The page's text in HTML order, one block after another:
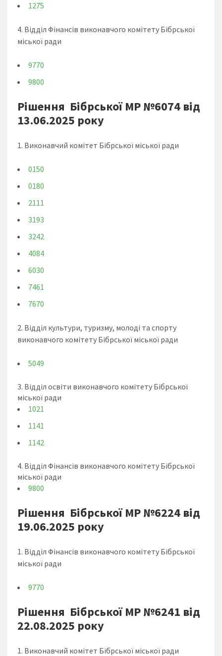
1275
4. Відділ Фінансів виконавчого комітету Бібрської
міської ради
9770
9800
Рішення Бібрської МР №6074 від
13.06.2025 року
1. Виконавчий комітет Бібрської міської ради
0150
0180
2111
3193
3242
4084
6030
7461
7670
2. Відділ культури, туризму, молоді та спорту
виконавчого комітету Бібрської міської ради
5049
3. Відділ освіти виконавчого комітету Бібрської
міської ради
1021
1141
1142
4. Відділ Фінансів виконавчого комітету Бібрської
міської ради
9800
Рішення Бібрської МР №6224 від
19.06.2025 року
1. Відділ Фінансів виконавчого комітету Бібрської
міської ради
9770
Рішення Бібрської МР №6241 від
22.08.2025 року
1. Виконавчий комітет Бібрської міської ради